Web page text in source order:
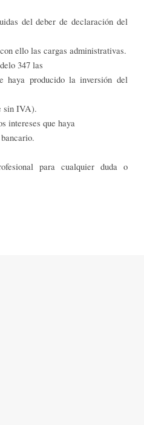
del deber de declaración del
ello las cargas administrativas.
347 las
haya producido la inversión del
sin IVA).
intereses que haya
para cualquier duda o